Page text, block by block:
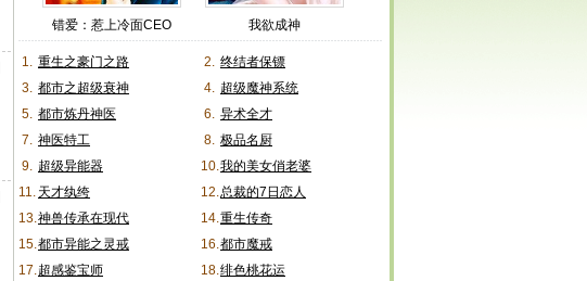
错爱：惹上冷面CEO 我欲成神
1. 重生之豪门之路 2. 终结者保镖
3. 都市之超级衰神 4. 超级魔神系统
5. 都市炼丹神医 6. 异术全才
7. 神医特工 8. 极品名厨
9. 超级异能器 10.我的美女俏老婆
11. 天才纨绔 12.总裁的7日恋人
13.神兽传承在现代 14.重生传奇
15.都市异能之灵戒 16.都市魔戒
17.超感鉴宝师 18.绯色桃花运